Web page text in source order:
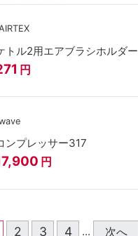
トル2用エアブラシホルダー
円
ンプレッサー317
円
2 3 4 ... 次へ